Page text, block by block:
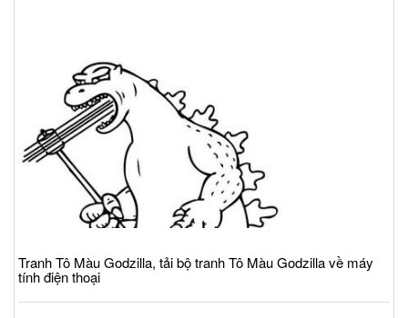
Tranh Tô Màu Godzilla, tải bộ tranh Tô Màu Godzilla về máy
tính điện thoại